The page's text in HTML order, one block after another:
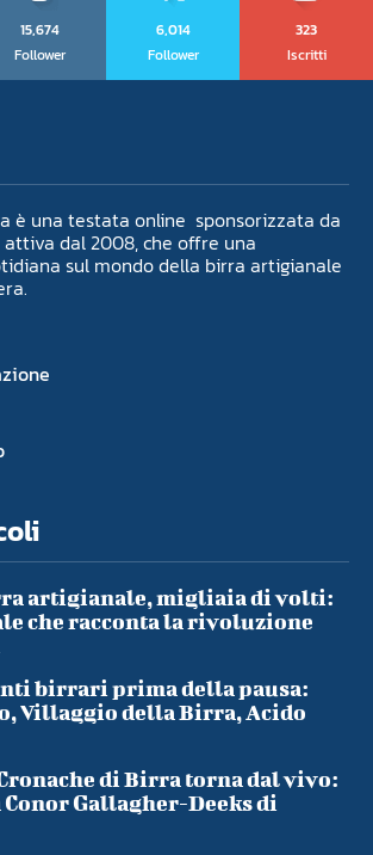
15,674
Follower
6,014
Follower
323
Iscritti
è una testata online sponsorizzata da
dal 2008, che offre una
sul mondo della birra artigianale
artigianale, migliaia di volti:
che racconta la rivoluzione
birrari prima della pausa:
Villaggio della Birra, Acido
di Birra torna dal vivo:
Gallagher-Deeks di